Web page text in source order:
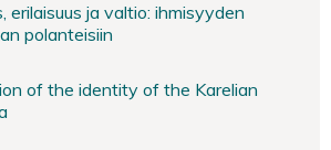
erilaisuus ja valtio: ihmisyyden
polanteisiin
of the identity of the Karelian